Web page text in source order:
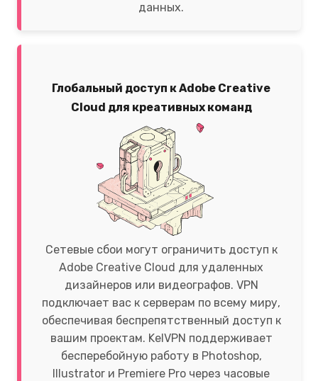
данных.
Глобальный доступ к Adobe Creative
Cloud для креативных команд
Сетевые сбои могут ограничить доступ к
Adobe Creative Cloud для удаленных
дизайнеров или видеографов. VPN
подключает вас к серверам по всему миру,
обеспечивая беспрепятственный доступ к
вашим проектам. KelVPN поддерживает
бесперебойную работу в Photoshop,
Illustrator и Premiere Pro через часовые